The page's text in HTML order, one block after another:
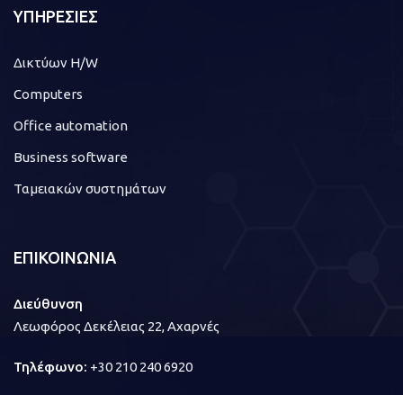
ΥΠΗΡΕΣΙΕΣ
Δικτύων H/W
Computers
Office automation
Business software
Ταμειακών συστημάτων
ΕΠΙΚΟΙΝΩΝΙΑ
Διεύθυνση
Λεωφόρος Δεκέλειας 22, Αχαρνές
Τηλέφωνο: +30 210 240 6920